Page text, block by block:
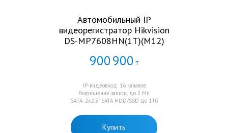
Автомобильный IP
видеорегистратор Hikvision
DS-MP7608HN(1T)(M12)
900900 Т
IP-видеовход: 16 каналов
Разрешение записи: до 2 Mп
SATA: 2x2.5” SATA HDD/SSD до 1Тб
Купить